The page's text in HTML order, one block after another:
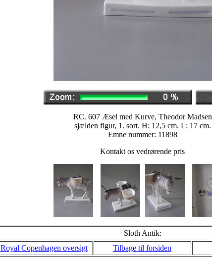
RC. 607 Æsel med Kurve, Theodor Madsen
sjælden figur, 1. sort. H: 12,5 cm. L: 17 cm.
Emne nummer: 11898
Kontakt os vedrørende pris
Sloth Antik:
Royal Copenhagen oversigt
Tilbage til forsiden